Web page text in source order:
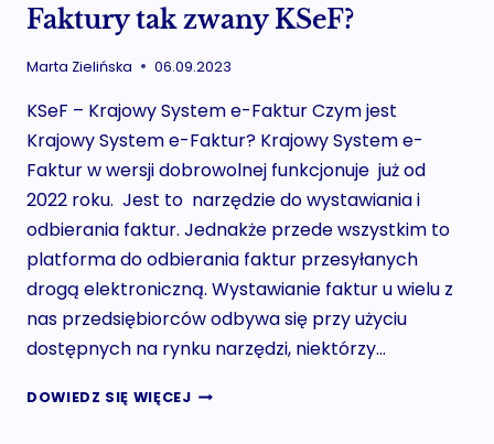
Faktury tak zwany KSeF?
Marta Zielińska 06.09.2023
KSeF – Krajowy System e-Faktur Czym jest
Krajowy System e-Faktur? Krajowy System e-
Faktur w wersji dobrowolnej funkcjonuje już od
2022 roku. Jest to narzędzie do wystawiania i
odbierania faktur. Jednakże przede wszystkim to
platforma do odbierania faktur przesyłanych
drogą elektroniczną. Wystawianie faktur u wielu z
nas przedsiębiorców odbywa się przy użyciu
dostępnych na rynku narzędzi, niektórzy…
DOWIEDZ SIĘ WIĘCEJCZYM